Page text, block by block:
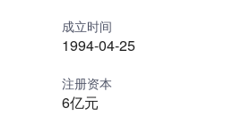
业、中国最佳经济效益建筑业一
型百强企业”、“全国优秀电力施
成立时间
1994-04-25
注册资本
6亿元